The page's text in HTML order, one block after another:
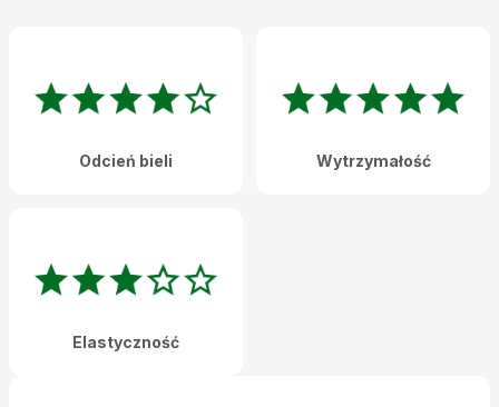
Odcień bieli Wytrzymałość
Elastyczność